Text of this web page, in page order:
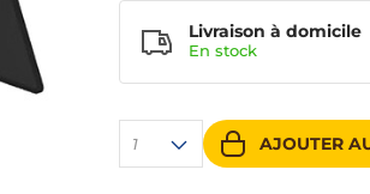
1 AJOUTER
Livraison à domicile
En stock